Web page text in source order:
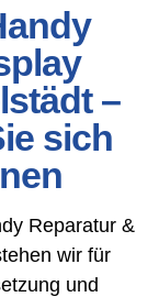
–
sich
Reparatur &
wir für
und